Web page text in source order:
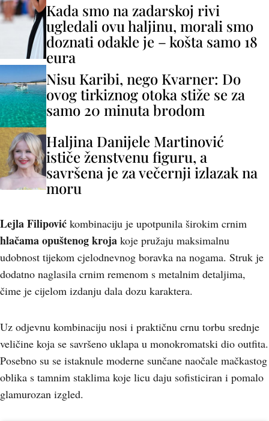
Kada smo na zadarskoj rivi
ugledali ovu haljinu, morali smo
doznati odakle je – košta samo 18
eura
Nisu Karibi, nego Kvarner: Do
ovog tirkiznog otoka stiže se za
samo 20 minuta brodom
Haljina Danijele Martinović
ističe ženstvenu figuru, a
savršena je za večernji izlazak na
moru
Lejla Filipović kombinaciju je upotpunila širokim crnim
hlačama opuštenog kroja koje pružaju maksimalnu
udobnost tijekom cjelodnevnog boravka na nogama. Struk je
dodatno naglasila crnim remenom s metalnim detaljima,
čime je cijelom izdanju dala dozu karaktera.
Uz odjevnu kombinaciju nosi i praktičnu crnu torbu srednje
veličine koja se savršeno uklapa u monokromatski dio outfita.
Posebno su se istaknule moderne sunčane naočale mačkastog
oblika s tamnim staklima koje licu daju sofisticiran i pomalo
glamurozan izgled.